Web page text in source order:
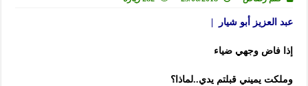
عبد العزيز أبو شيار |
إذا فاض وجهي ضياء
وملكت يميني قبلتم يدي..لماذا؟